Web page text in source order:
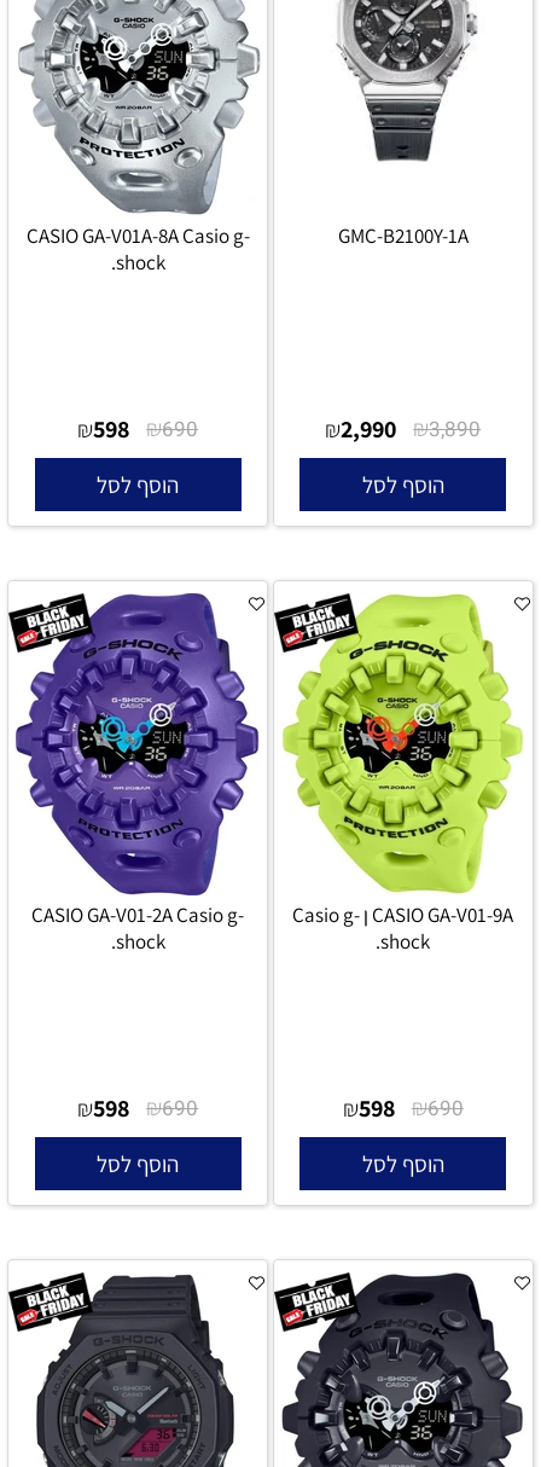
GMC-B2100Y-1A
₪3,890
₪2,990
הוסף לסל
CASIO GA-V01A-8A Casio g-
shock.
₪690
₪598
הוסף לסל
CASIO GA-V01-9A ן Casio g-
shock.
₪690
₪598
הוסף לסל
CASIO GA-V01-2A Casio g-
shock.
₪690
₪598
הוסף לסל